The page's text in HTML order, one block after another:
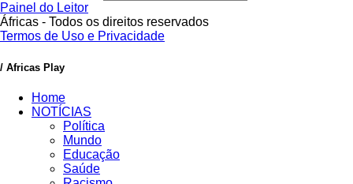
Painel do Leitor
Áfricas - Todos os direitos reservados
Termos de Uso e Privacidade
/ Africas Play
Home
NOTÍCIAS
Política
Mundo
Educação
Saúde